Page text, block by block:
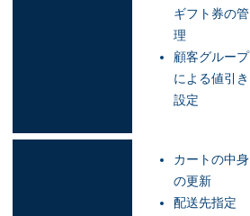
ギフト券の管
理
顧客グループ
による値引き
設定
カートの中身
の更新
配送先指定